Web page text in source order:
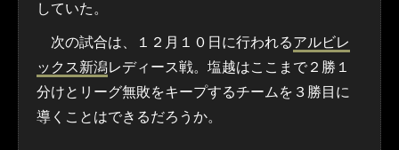
していた。
次の試合は、１２月１０日に行われるアルビレ
ックス新潟レディース戦。塩越はここまで２勝１
分けとリーグ無敗をキープするチームを３勝目に
導くことはできるだろうか。